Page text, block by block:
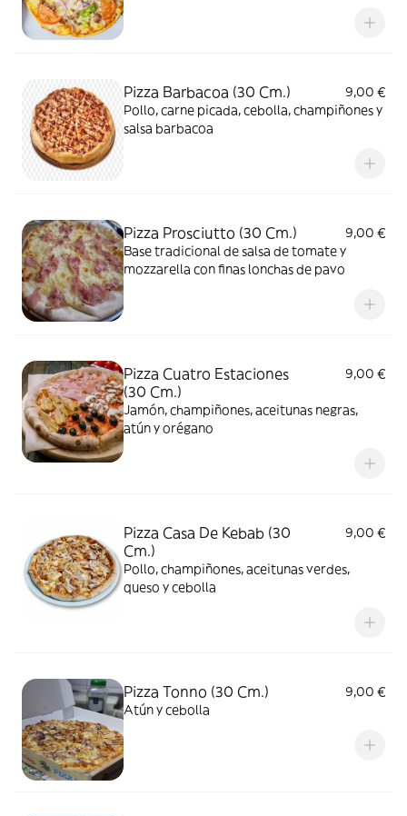
Pizza Barbacoa (30 Cm.)
9,00 €
Pollo, carne picada, cebolla, champiñones y
salsa barbacoa
Pizza Prosciutto (30 Cm.)
9,00 €
Base tradicional de salsa de tomate y
mozzarella con finas lonchas de pavo
Pizza Cuatro Estaciones
(30 Cm.)
9,00 €
Jamón, champiñones, aceitunas negras,
atún y orégano
Pizza Casa De Kebab (30
Cm.)
9,00 €
Pollo, champiñones, aceitunas verdes,
queso y cebolla
Pizza Tonno (30 Cm.)
9,00 €
Atún y cebolla